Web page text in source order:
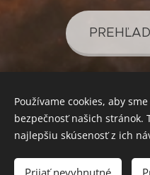
Používame cookies, aby
bezpečnosť našich stránok.
najlepšiu skúsenosť z ich
Prijať nevyhnutné